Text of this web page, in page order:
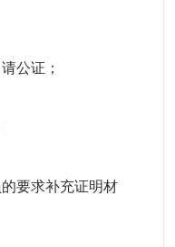
公证；
要求补充证明材